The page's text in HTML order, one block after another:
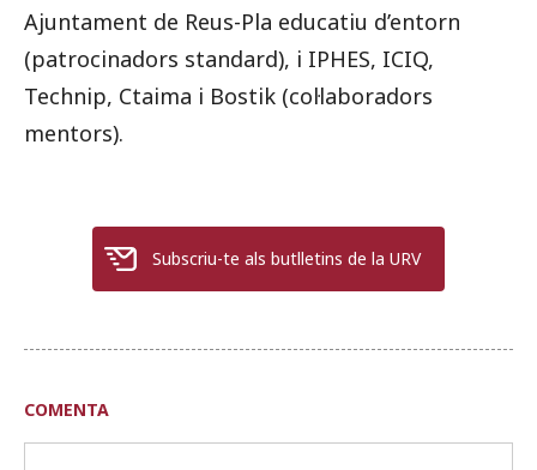
Ajuntament de Reus-Pla educatiu d’entorn
(patrocinadors standard), i IPHES, ICIQ,
Technip, Ctaima i Bostik (col·laboradors
mentors).
Subscriu-te als butlletins de la URV
COMENTA